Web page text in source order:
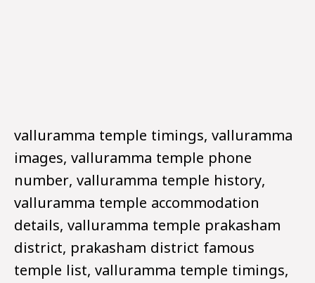
valluramma temple timings, valluramma
images, valluramma temple phone
number, valluramma temple history,
valluramma temple accommodation
details, valluramma temple prakasham
district, prakasham district famous
temple list, valluramma temple timings,